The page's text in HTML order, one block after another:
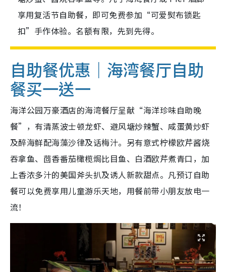
享用复活节自助餐，即可免费参加“可爱熨布锁匙
扣”手作体验。名额有限，先到先得。
自助餐优惠｜海湾餐厅自助
餐买一送一
海洋公园万豪酒店的海湾餐厅呈献“海洋珍味自助晚
餐”，有清蒸波士顿龙虾、避风塘炒辣蟹、咸蛋黄炒虾
及醉海鲜配海藻沙律及话梅汁。另有意式柠檬欧芹酱烧
吞拿鱼、茴香番茄橄榄焗比目鱼、白酒欧芹煮青口，加
上香浓多汁的美国斧头扒及诱人新款甜点。凡预订自助
餐可以免费享用儿童游乐天地，用餐前带小朋友放电一
流！